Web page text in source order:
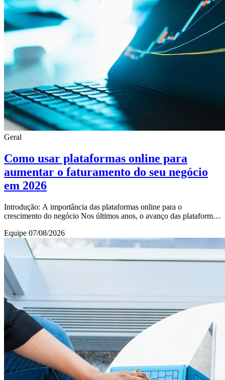
Geral
Como usar plataformas online para
aumentar o faturamento do seu negócio
em 2026
Introdução: A importância das plataformas online para o
crescimento do negócio Nos últimos anos, o avanço das plataformas
Equipe 07/08/2026